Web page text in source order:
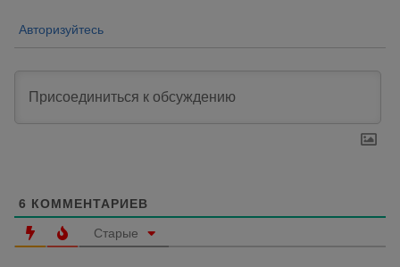
Авторизуйтесь
6 КОММЕНТАРИЕВ
Старые